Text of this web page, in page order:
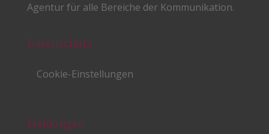
Agentur für alle Bereiche der Kommunikation.
Datenschutz
Cookie-Einstellungen
Meldungen